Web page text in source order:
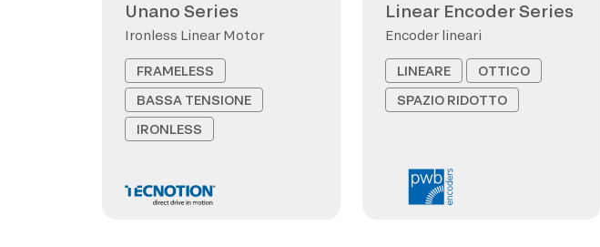
Unano Series
Ironless Linear Motor
FRAMELESS
BASSA TENSIONE
IRONLESS
Linear Encoder Series
Encoder lineari
LINEARE
OTTICO
SPAZIO RIDOTTO